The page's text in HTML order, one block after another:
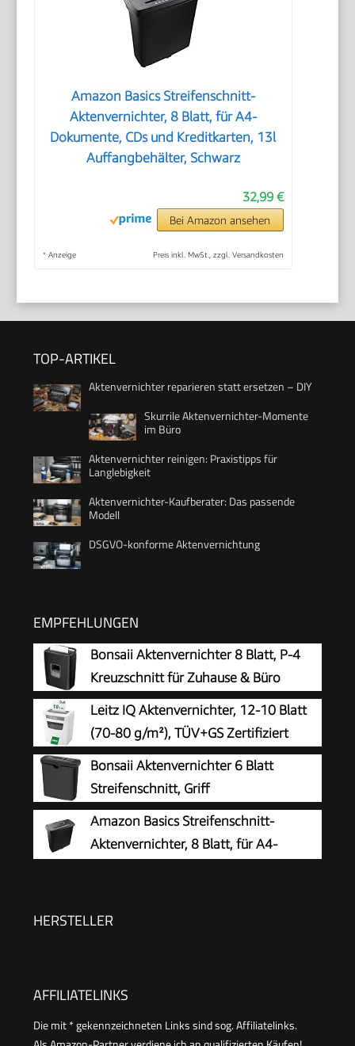
Amazon Basics Streifenschnitt-
Aktenvernichter, 8 Blatt, für A4-
Dokumente, CDs und Kreditkarten, 13l
Auffangbehälter, Schwarz
32,99 €
Bei Amazon ansehen
* Anzeige Preis inkl. MwSt., zzgl. Versandkosten
TOP-ARTIKEL
Aktenvernichter reparieren statt ersetzen – DIY
Skurrile Aktenvernichter-Momente
im Büro
Aktenvernichter reinigen: Praxistipps für
Langlebigkeit
Aktenvernichter-Kaufberater: Das passende
Modell
DSGVO-konforme Aktenvernichtung
EMPFEHLUNGEN
Bonsaii Aktenvernichter 8 Blatt, P-4
Kreuzschnitt für Zuhause & Büro
Leitz IQ Aktenvernichter, 12-10 Blatt
(70-80 g/m²), TÜV+GS Zertifiziert
Bonsaii Aktenvernichter 6 Blatt
Streifenschnitt, Griff
Amazon Basics Streifenschnitt-
Aktenvernichter, 8 Blatt, für A4-
HERSTELLER
AFFILIATELINKS
Die mit * gekennzeichneten Links sind sog. Affiliatelinks.